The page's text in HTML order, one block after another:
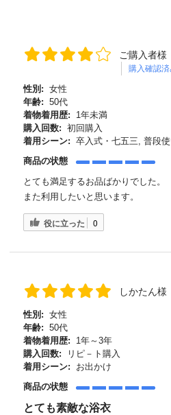
ご購入者様
購入確認
性別: 女性
年齢: 50代
着物着用歴:
1年未満
購入回数: 初回購入
着用シーン: 卒入式・七五三, 普段
商品の状態
とても満足するお品ばかりでした。
また利用したいと思います。
役に立った 0
しかたん様
性別: 女性
年齢: 50代
着物着用歴:
1年～3年
購入回数:
リピ－ト購入
着用シーン:
お出かけ
商品の状態
とても素敵な浴衣